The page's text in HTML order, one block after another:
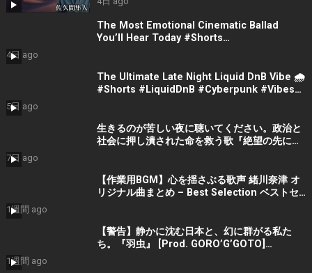
The Most Emotional Cinematic Ballad
You’ll Hear Today #Shorts
4日 ago
The Ultimate Late Night Liquid DnB Vibe 🌧️
#Shorts #LiquidDnB #Cyberpunk #Vibes
5日 ago
生きるのが苦しい夜に聴いてください。政治と
社会に押し潰された命を救う歌『絶望の先に』
7日 ago
【作業用BGM】心を揺さぶる歌声 緒川奈津 オ
リジナル曲まとめ – Best Selection ベストセ
1週間 ago
【警告】静かに沈む日本と、幻に群がる私た
ち。『羽虫』 [Prod. GORO’G’GOTO]
1週間 ago